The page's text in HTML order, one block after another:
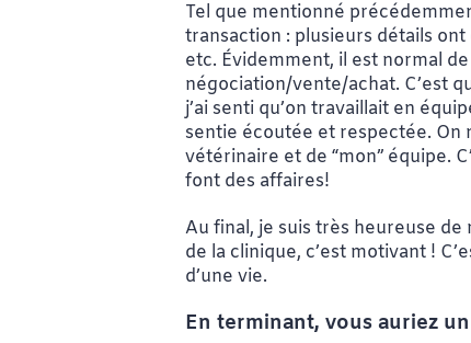
Tel que mentionné
transaction : plusieurs détails
etc. Évidemment, il est normal
négociation/vente/achat. C’est
j’ai senti qu’on travaillait en
sentie écoutée et respectée. On
vétérinaire et de “mon” équipe.
font des affaires!
Au final, je suis très heureuse
de la clinique, c’est motivant !
d’une vie.
En terminant, vous auriez